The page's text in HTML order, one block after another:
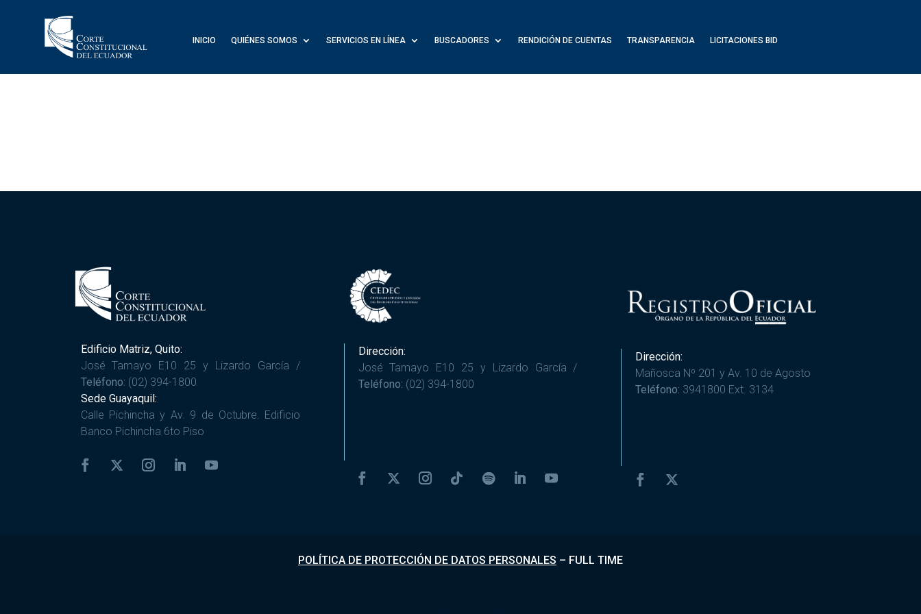
INICIO QUIÉNES SOMOS SERVICIOS EN LÍNEA BUSCADORES RENDICIÓN DE CUENTAS TRANSPARENCIA LICITACIONES BID
Edificio Matriz, Quito:
José Tamayo E10 25 y Lizardo García /
Teléfono: (02) 394-1800
Sede Guayaquil:
Calle Pichincha y Av. 9 de Octubre. Edificio
Banco Pichincha 6to Piso
Dirección:
José Tamayo E10 25 y Lizardo García /
Teléfono: (02) 394-1800
Dirección:
Mañosca Nº 201 y Av. 10 de Agosto
Teléfono: 3941800 Ext. 3134
POLÍTICA DE PROTECCIÓN DE DATOS PERSONALES – FULL TIME